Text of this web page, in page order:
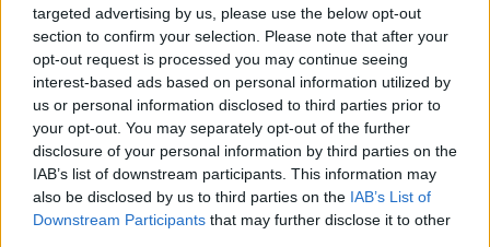
targeted advertising by us, please use the below opt-out
section to confirm your selection. Please note that after your
opt-out request is processed you may continue seeing
interest-based ads based on personal information utilized by
us or personal information disclosed to third parties prior to
your opt-out. You may separately opt-out of the further
disclosure of your personal information by third parties on the
IAB’s list of downstream participants. This information may
also be disclosed by us to third parties on the IAB’s List of
Downstream Participants that may further disclose it to other
Interessante Rezeptsammlungen
Konfiserie Rezepte/ Pralinen Rezepte/ Schokolade Rezepte
/
Weihnachtsrezepte - Rezepte für